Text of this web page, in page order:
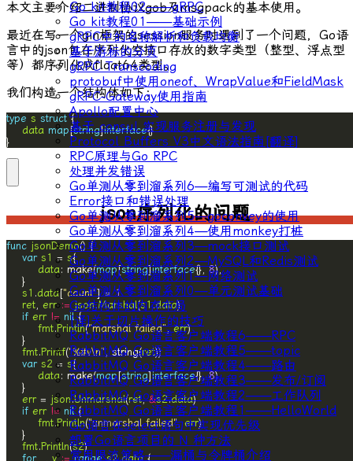
Go kit教程02——gRPC
Go kit教程01——基础示例
gRPC中的名称解析和负载均衡
基于游标的分页
gRPC Transcoding
protobuf中使用oneof、WrapValue和FieldMask
gRPC-Gateway使用指南
Apollo配置中心
基于 consul 实现服务注册与发现
Protocol Buffers V3中文语法指南[翻译]
RPC原理与Go RPC
处理并发错误
Go单测从零到溜系列6—编写可测试的代码
Error接口和错误处理
Go单测从零到溜系列5—goconvey的使用
Go单测从零到溜系列4—使用monkey打桩
Go单测从零到溜系列3—mock接口测试
Go单测从零到溜系列2—MySQL和Redis测试
Go单测从零到溜系列1—网络测试
Go单测从零到溜系列0—单元测试基础
Go结构体的内存布局
[译]关于切片操作的技巧
RabbitMQ Go语言客户端教程6——RPC
RabbitMQ Go语言客户端教程5——topic
RabbitMQ Go语言客户端教程4——路由
RabbitMQ Go语言客户端教程3——发布/订阅
RabbitMQ Go语言客户端教程2——工作队列
RabbitMQ Go语言客户端教程1——HelloWorld
Go语言在select语句中实现优先级
部署Go语言项目的 N 种方法
常用限流策略——漏桶与令牌桶介绍
本文主要介绍二进制协议gob及msgpack的基本使用。
最近在写一个gin框架的session服务时遇到了一个问题，Go语
言中的json包在序列化空接口存放的数字类型（整型、浮点型
等）都序列化成float64类型。
我们构造一个结构体如下：
type s struct
data map[string]interface
}
json序列化的问题
func jsonDemo
var s1 = s
data: make(map[string]interface{}, 8
s1 .data["count"] = 1
ret err := json.Marshal(s1.data
if err != nil
fmt.Println("marshal failed", err
fmt.Printf("%#v\n", string(ret
var s2 = s
data: make(map[string]interface{}, 8
err = json.Unmarshal(ret, &s2.data
if err != nil
fmt.Println("unmarshal failed", err
fmt.Println(s2
for
v := range s2.data